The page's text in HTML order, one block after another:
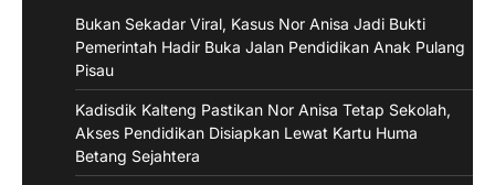
Bukan Sekadar Viral, Kasus Nor Anisa Jadi Bukti
Pemerintah Hadir Buka Jalan Pendidikan Anak Pulang
Pisau
Kadisdik Kalteng Pastikan Nor Anisa Tetap Sekolah,
Akses Pendidikan Disiapkan Lewat Kartu Huma
Betang Sejahtera